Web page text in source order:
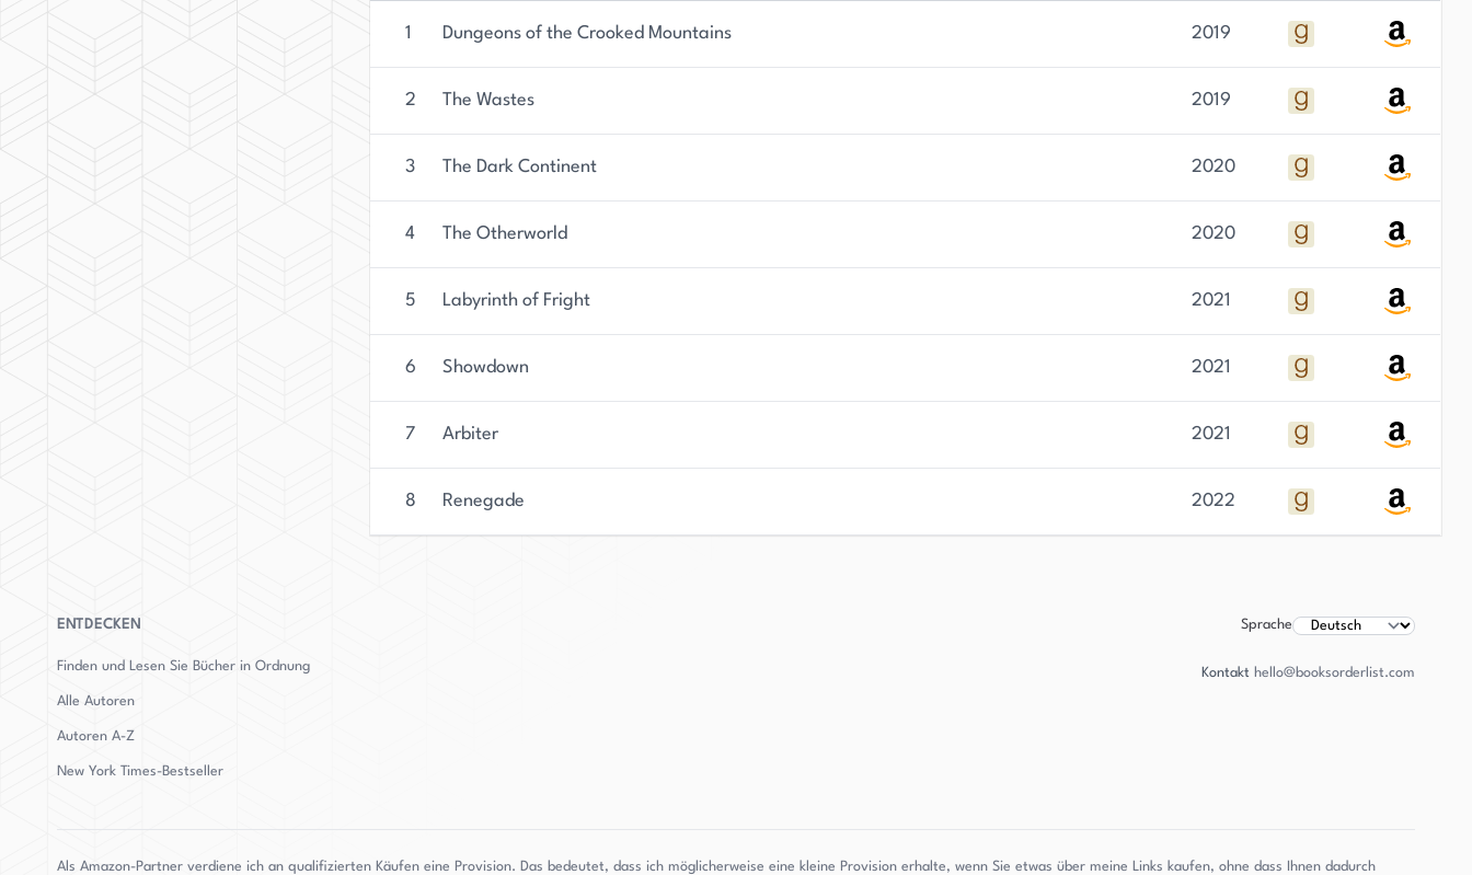
1 Dungeons of the Crooked Mountains 2019
2 The Wastes 2019
3 The Dark Continent 2020
4 The Otherworld 2020
5 Labyrinth of Fright 2021
6 Showdown 2021
7 Arbiter 2021
8 Renegade 2022
ENTDECKEN
Finden und Lesen Sie Bücher in Ordnung
Alle Autoren
Autoren A-Z
New York Times-Bestseller
Sprache
Kontakt hello@booksorderlist.com
Als Amazon-Partner verdiene ich an qualifizierten Käufen eine Provision. Das bedeutet, dass ich möglicherweise eine kleine Provision erhalte, wenn Sie etwas über meine Links kaufen, ohne dass Ihnen dadurch